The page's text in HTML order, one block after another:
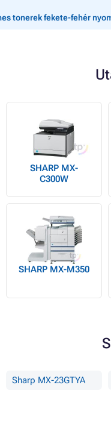
tonerek fekete-fehér
SHARP MX-
C300W
SHARP MX-M350
Sharp MX-23GTYA